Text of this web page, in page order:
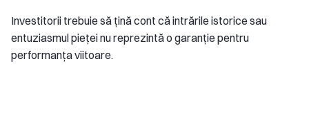
Investitorii trebuie să țină cont că intrările istorice sau
entuziasmul pieței nu reprezintă o garanție pentru
performanța viitoare.